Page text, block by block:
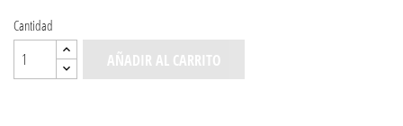
Cantidad
AÑADIR AL CARRITO